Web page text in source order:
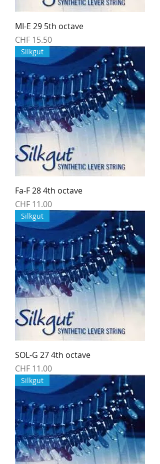
MI-E 29 5th octave
Preis
CHF 15.50
Silkgut
Fa-F 28 4th octave
Preis
CHF 11.00
Silkgut
SOL-G 27 4th octave
Preis
CHF 11.00
Silkgut